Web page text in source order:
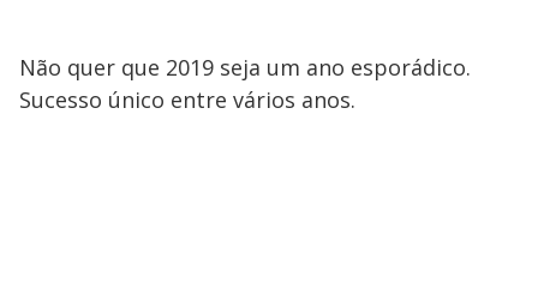
Não quer que 2019 seja um ano esporádico.
Sucesso único entre vários anos.